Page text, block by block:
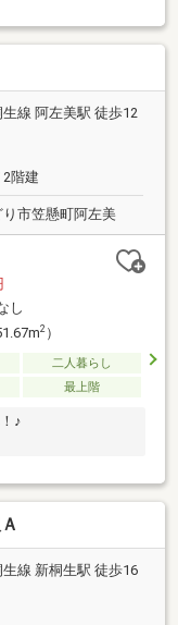
線 阿左美駅 徒歩12
階建
市笠懸町阿左美
し
2）
二人暮らし
最上階
♪
線 新桐生駅 徒歩16